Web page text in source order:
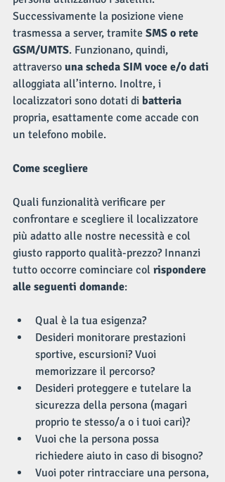
Successivamente la posizione viene
trasmessa a server, tramite SMS o rete
GSM/UMTS. Funzionano, quindi,
attraverso una scheda SIM voce e/o dati
alloggiata all’interno. Inoltre, i
localizzatori sono dotati di batteria
propria, esattamente come accade con
un telefono mobile.
Come scegliere
Quali funzionalità verificare per
confrontare e scegliere il localizzatore
più adatto alle nostre necessità e col
giusto rapporto qualità-prezzo? Innanzi
tutto occorre cominciare col rispondere
alle seguenti domande:
Qual è la tua esigenza?
Desideri monitorare prestazioni
sportive, escursioni? Vuoi
memorizzare il percorso?
Desideri proteggere e tutelare la
sicurezza della persona (magari
proprio te stesso/a o i tuoi cari)?
Vuoi che la persona possa
richiedere aiuto in caso di bisogno?
Vuoi poter rintracciare una persona,